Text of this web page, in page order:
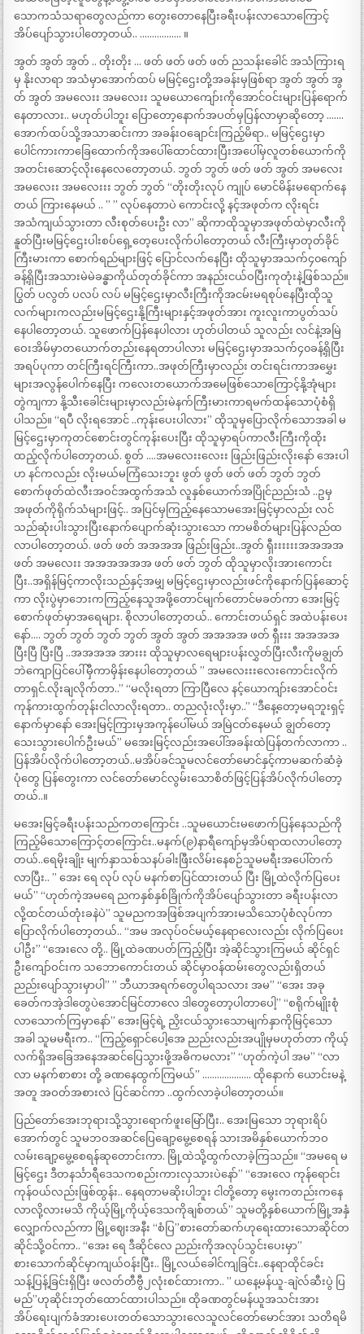
သောကသံသရာတွေလည်ကာ တွေးတောနေပြီးခရီးပန်းလာသောကြောင့်
အိပ်ပျော်သွားပါတော့တယ်.. …………….. ။
အွတ် အွတ် အွတ် .. တိုးတိုး … ဖတ် ဖတ် ဖတ် ဖတ် ညသန်းခေါင် အသံကြားရ
မှ နိုးလာရာ အသံမှာအောက်ထပ် မမြင့်ဌေးတို့အခန်းမှဖြစ်ရာ အွတ် အွတ် အွ
တ် အွတ် အမလေးး အမလေးး သူမယောကျော်းကိုအောင်ဝင်းများပြန်ရောက်
နေတာလား.. မဟုတ်ပါဘူး ပြောတော့နောက်အပတ်မှပြန်လာမှာဆိုတော့ …….
အောက်ထပ်သို့အသာဆင်းကာ အခန်းဝချောင်းကြည့်မိရာ.. မမြင့်ဌေးမှာ
ပေါင်ကားကာခြေထောက်ကိုအပေါ်ထောင်ထားပြီးအပေါ်မှလူတစ်ယောက်ကို
အတင်းဆောင့်လိုးနေလေတော့တယ်. ဘွတ် ဘွတ် ဖတ် ဖတ် အွတ် အမလေး
အမလေးး အမလေးးး ဘွတ် ဘွတ် “တိုးတိုးလုပ် ကျုပ် မောင်မိန်းမရောက်နေ
တယ် ကြားနေမယ် .. ” ” လုပ်နေတာပဲ ကောင်းလို့ နင့်အဖုတ်က လိုးရင်း
အသံကျယ်သွားတာ လီးစုတ်ပေးဦး လာ” ဆိုကာထိုသူမှာအဖုတ်ထဲမှာလီးကို
နူတ်ပြီးမမြင့်ဌေးပါးစပ်ရှေ့တေ့ပေးလိုက်ပါတော့တယ် လီးကြီးမှာတုတ်ခိုင်
ကြီးမားကာ စောက်ရည်များဖြင့် ပြောင်လက်နေပြီး ထိုသူမှာအသက်၄၀ကျော်
ခန့်ရှိပြီးအသားမဲမဲခန္ဓာကိုယ်တုတ်ခိုင်ကာ အနည်းငယ်ဝပြီးကုတုံးနဲ့ဖြစ်သည်။
ပြွတ် ပလွတ် ပလပ် လပ် မမြင့်ဌေးမှာလီးကြီးကိုအငမ်းမရစုပ်နေပြီးထိုသူ
လက်များကလည်းမမြင့်ဌေးနို့ကြီးများနှင့်အဖုတ်အား ကူးလူးကာပွတ်သပ်
နေပါတော့တယ်. သူဖောက်ပြန်နေပါလား ဟုတ်ပါတယ် သူလည်း လင်နဲ့အမြဲ
ဝေးအိမ်မှာတယောက်တည်းနေရတာပါလား မမြင့်ဌေးမှာအသက်၄၀ခန့်ရှိပြီး
အရပ်ပုကာ တင်ကြီးရင်ကြီးကာ..အဖုတ်ကြီးမှာလည်း တင်းရင်းကာအမွှေး
များအလွန်ပေါက်နေပြီး ကလေးတယောက်အမေဖြစ်သောကြောင့်နို့အုံများ
တွဲကျကာ နို့သီးခေါင်းများမှာလည်းမဲနက်ကြီးမားကာရမက်ထန်သောပုံစံရှိ
ပါသည်။ “ရပီ လိုးရအောင် ..ကုန်းပေးပါလား” ထိုသူမှပြောလိုက်သောအခါ မ
မြင့်ဌေးမှာကုတင်စောင်းတွင်ကုန်းပေးပြီး ထိုသူမှာရပ်ကာလီးကြီးကိုထိုး
ထည့်လိုက်ပါတော့တယ်. စွတ် ….အမလေးးလေးး ဖြည်းဖြည်းလိုးနော် အေးပါ
ဟ နင်ကလည်း လိုးမယ်မကြံသေးဘူး ဖွတ် ဖွတ် ဖတ် ဖတ် ဘွတ် ဘွတ်
စောက်ဖုတ်ထဲလီးအဝင်အထွက်အသံ လူနှစ်ယောက်အပြိုင်ညည်းသံ ..ဥမှ
အဖုတ်ကိုရိုက်သံများဖြင့်.. အပြင်မှကြည့်နေသောမအေးမြင့်မှာလည်း လင်
သည်ဆုံးပါးသွားပြီးနောက်ပျောက်ဆုံးသွားသော ကာမစိတ်များပြန်လည်ထ
လာပါတော့တယ်. ဖတ် ဖတ် အအအအ ဖြည်းဖြည်း..အွတ် ရှီးးးးးးအအအအ
ဖတ် အမလေးး အအအအအအ ဖတ် ဖတ် ဘွတ် ထိုသူမှာလိုးအားကောင်း
ပြီး..အရှိန်မြင့်ကာလိုးသည်နှင့်အမျှ မမြင့်ဌေးမှာလည်းဖင်ကိုနောက်ပြန်ဆောင့်
ကာ လိုးပွဲမှာဘေးကကြည့်နေသူအဖို့တောင်မျက်တောင်မခတ်ကာ အေးမြင့်
စောက်ဖုတ်မှာအရေများ. စိုလာပါတော့တယ်.. ကောင်းတယ်ရှင် အထဲပန်းပေး
နော်…. ဘွတ် ဘွတ် ဘွတ် ဘွတ် အွတ် အွတ် အအအအ ဖတ် ရှီးးး အအအအ
ပြီးပြီ ပြီးပြီ ..အအအအ အားးး ထိုသူမှာလရေများပန်းလွှတ်ပြီးလီးကိုမချွတ်
ဘဲကျောပြင်ပေါ်မှီကာမှိန်းနေပါတော့တယ် ” အမလေးးးလေးကောင်းလိုက်
တာရှင်.လိုးချလိုက်တာ..” “မလိုးရတာ ကြာပြီလေ နင့်ယောကျာ်းအောင်ဝင်း
ကုန်ကားထွက်တုန်းငါလာလိုးရတာ.. တညလုံးလိုးမှာ..” “ဒီနေ့တော့မရဘူးရှင့်
နောက်မှာနော် အေးမြင့်ကြားမှအကုန်ပေါ်မယ် အမြဲငတ်နေမယ် ချွတ်တော့
သေးသွားပေါက်ဦးမယ်” မအေးမြင့်လည်းအပေါ်အခန်းထဲပြန်တက်လာကာ ..
ပြန်အိပ်လိုက်ပါတော့တယ်..မအိပ်ခင်သူမလင်တော်မောင်နှင့်ကာမဆက်ဆံခဲ့
ပုံတွေ ပြန်တွေးကာ လင်တော်မောင်လွမ်းသောစိတ်ဖြင့်ပြန်အိပ်လိုက်ပါတော့
တယ်..။
မအေးမြင့်ခရီးပန်းသည်ကတကြောင်း ..သူမယောင်းမဖောက်ပြန်နေသည်ကို
ကြည့်မိသောကြောင့်တကြောင်း..မနက်(၉)နာရီကျော်မှအိပ်ရာထလာပါတော့
တယ်..ရေမိုးချိုး မျက်နှာသစ်သနပ်ခါးဖြီးလိမ်းနေစဉ်သူမမရီးအပေါ်တက်
လာပြီး.. ” အေး ရေ လုပ် လုပ် မနက်စာပြင်ထားတယ် ပြီး မြို့ထဲလိုက်ပြပေး
မယ်” “ဟုတ်ကဲ့အမရေ ညကနှစ်နှစ်ခြိုက်ကိုအိပ်ပျော်သွားတာ ခရီးပန်းလာ
လို့ထင်တယ်တုံးခနဲပဲ” သူမညကအဖြစ်အပျက်အားမသိသောပုံစံလုပ်ကာ
ပြောလိုက်ပါတော့တယ်.. “အမ အလုပ်ဝင်မယ့်နေရာလေးလည်း လိုက်ပြပေး
ပါဦး” “အေးလေ တို့.. မြို့ထဲခဏပတ်ကြည့်ပြီး အဲ့ဆိုင်သွားကြမယ် ဆိုင်ရှင်
ဦးကျော်ဝင်းက သဘောကောင်းတယ် ဆိုင်မှာဝန်ထမ်းတွေလည်းရှိတယ်
ညည်းပျော်သွားမှာပါ” ” ဘီယာအရက်တွေပါရသလား အမ” “အေး အခု
ခေတ်ကအဲ့ဒါတွေပဲအောင်မြင်တာလေ ဒါတွေတော့ပါတာပေါ့” “စရိုက်မျိုးစုံ
လာသောက်ကြမှာနော်” အေးမြင့်ရဲ့ ညှိးငယ်သွားသောမျက်နှာကိုမြင့်သော
အခါ သူမမရီးက.. “ကြည့်ရှောင်ပေါ့အေ ညည်းလည်းအပျိုမှမဟုတ်တာ ကိုယ့်
လက်ရှိအခြေအနေအဆင်ပြေသွားဖို့အဓိကမလား” “ဟုတ်ကဲ့ပါ အမ” “လာ
လာ မနက်စာစား တို့ ခဏနေထွက်ကြမယ်” ……………….. ထိုနောက် ယောင်းမနဲ့
အတူ အဝတ်အစားလဲ ပြင်ဆင်ကာ ..ထွက်လာခဲ့ပါတော့တယ်။
ပြည်တော်အေးဘုရားသို့သွားရောက်ဖူးမြော်ပြီး.. အေးမြသော ဘုရားရိပ်
အောက်တွင် သူမဘဝအဆင်ပြေချော့မွေ့စေရန် သားအမိနှစ်ယောက်ဘဝ
လမ်းချော့မွေ့စေရန်ဆုတောင်းကာ. မြို့ထဲသို့ထွက်လာခဲ့ကြသည်။ “အမရေ မ
မြင့်ဌေး ဒီတနင်္သာရီဒေသကစည်းကားလှသားပဲနော်” “အေးလေ ကုန်ရောင်း
ကုန်ဝယ်လည်းဖြစ်ထွန်း.. နေရတာမဆိုးပါဘူး ငါတို့တော့ မွေးကတည်းကနေ
လာလို့လားမသိ ကိုယ့်မြို့ကိုယ့်ဒေသကိုချစ်တယ်” သူမတို့နှစ်ယောက်မြို့အနှံ
လျှောက်လည်ကာ မြို့ဈေးအနီး “စံပြ”စားတော်ဆက်ဟုရေးထားသောဆိုင်တ
ဆိုင်သို့ဝင်ကာ.. “အေး ရေ ဒီဆိုင်လေ ညည်းကိုအလုပ်သွင်းပေးမှာ”
စားသောက်ဆိုင်မှာကျယ်ဝန်းပြီး.. မြို့လယ်ခေါင်ကျခြင်း..နေရာထိုင်ခင်း
သန့်ပြန့်ခြင်းရှိပြီး ဖလတ်တီဗွီ၂လုံးစင်ထားကာ.. ” ယနေ့မန်ယူ-ချဲလ်ဆီးပွဲ ပြ
မည်”ဟုဆိုင်းဘုတ်ထောင်ထားပါသည်။ ထိုခဏတွင်မန်ယူအသင်းအား
အိပ်ရေးပျက်ခံအားပေးတတ်သောသွားလေသူလင်တော်မောင်အား သတိရမိ